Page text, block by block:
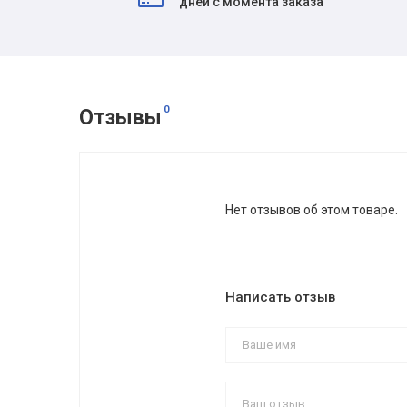
Отзывы 0
Нет отзывов об этом товаре.
Написать отзыв